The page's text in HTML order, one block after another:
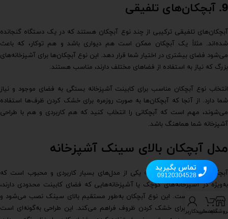
9. آبچکان‌های تلفیقی
آبچکان‌های تلفیقی ترکیبی از چند نوع آبچکان هستند که در یک دستگاه گنجانده
شده‌اند. مثلاً یک آبچکان ممکن است هم دیواری باشد و هم توکار، که باعث
می‌شود فضای بیشتری در اختیار شما قرار دهد. این نوع آبچکان‌ها برای آشپزخانه‌های
بزرگ که نیاز به استفاده از فضاهای مختلف دارند، مناسب هستند.
انتخاب نوع آبچکان مناسب برای کابینت آشپزخانه بستگی به فضای موجود و نیاز
شما دارد. از آنجا که آبچکان‌ها به صورت روزمره برای خشک کردن ظرف‌ها استفاده
می‌شوند، مهم است که آبچکانی را انتخاب کنید که هم کاربردی و هم با طراحی
آشپزخانه شما هماهنگ باشد.
مدل آبچکان بالای سینک آشپزخانه
آبچکان بالای سینک آشپزخانه یکی از مدل‌های بسیار کاربردی و محبوب است که
به‌ویژه در آشپزخانه‌های کوچک یا آشپزخانه‌هایی که فضای کابینت محدودی دارند،
بسیار مناسب است. این نوع آبچکان به‌طور مستقیم بالای سینک نصب می‌شود و
فضای بیشتری برای خشک کردن ظروف فراهم می‌کند. این طراحی به‌گونه‌ای است
سبد خرید
حساب کاربری من
تماس بگیرید
09120304528